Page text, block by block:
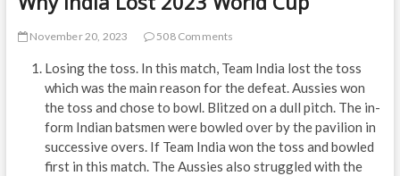
November 20, 2023 508 Comments
Losing the toss. In this match, Team India lost the toss
which was the main reason for the defeat. Aussies won
the toss and chose to bowl. Blitzed on a dull pitch. The in-
form Indian batsmen were bowled over by the pavilion in
successive overs. If Team India won the toss and bowled
first in this match. The Aussies also struggled with the